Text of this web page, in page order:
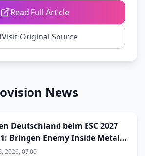
Read Full Article
Visit Original Source
News
Deutschland beim ESC 2027
Bringen Enemy Inside Metal
2026, 07:00